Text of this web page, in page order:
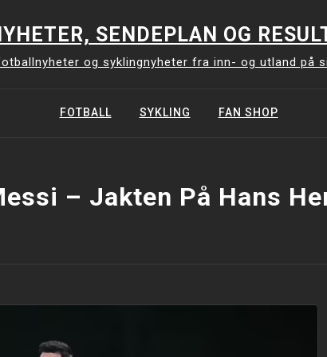
SENDEPLAN OG
og syklingnyheter fra inn- og utland på
FOTBALL SYKLING FAN SHOP
– Jakten På Hans